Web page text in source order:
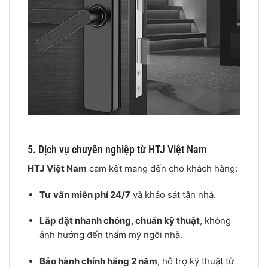
5. Dịch vụ chuyên nghiệp từ HTJ Việt Nam
HTJ Việt Nam cam kết mang đến cho khách hàng:
Tư vấn miễn phí 24/7và khảo sát tận nhà.
Lắp đặt nhanh chóng, chuẩn kỹ thuật, không
ảnh hưởng đến thẩm mỹ ngôi nhà.
Bảo hành chính hãng 2 năm, hỗ trợ kỹ thuật từ